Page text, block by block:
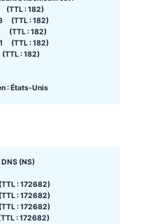
(TTL : 182)
(TTL : 182)
(TTL : 182)
(TTL : 182)
: 182)
: États-Unis
DNS (NS)
: 172682)
: 172682)
: 172682)
: 172682)